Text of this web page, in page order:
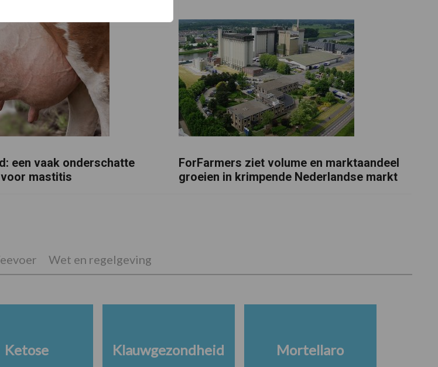
een vaak onderschatte
mastitis
ForFarmers ziet volume en marktaandeel
groeien in krimpende Nederlandse markt
Wet en regelgeving
Ketose Klauwgezondheid Mortellaro